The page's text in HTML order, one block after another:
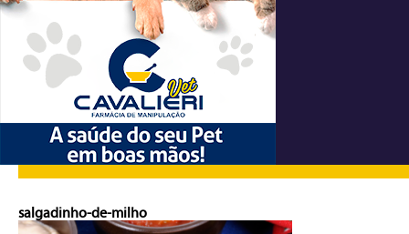
salgadinho-de-milho